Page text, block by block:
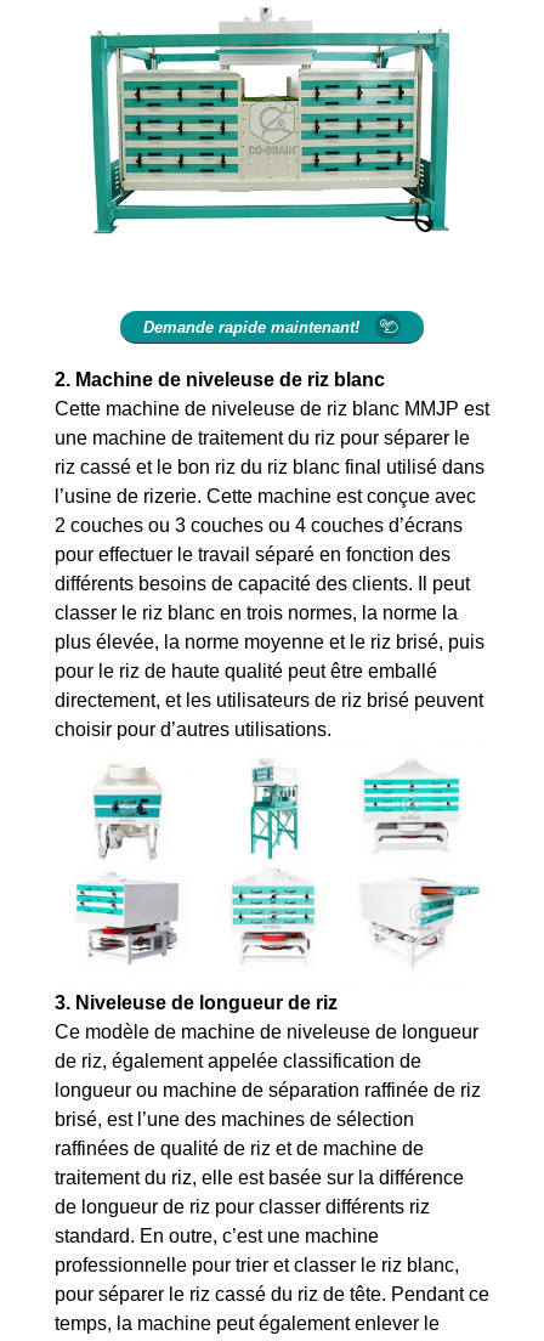
Demande rapide maintenant!
2. Machine de niveleuse de riz blanc
Cette machine de niveleuse de riz blanc MMJP est
une machine de traitement du riz pour séparer le
riz cassé et le bon riz du riz blanc final utilisé dans
l’usine de rizerie. Cette machine est conçue avec
2 couches ou 3 couches ou 4 couches d’écrans
pour effectuer le travail séparé en fonction des
différents besoins de capacité des clients. Il peut
classer le riz blanc en trois normes, la norme la
plus élevée, la norme moyenne et le riz brisé, puis
pour le riz de haute qualité peut être emballé
directement, et les utilisateurs de riz brisé peuvent
choisir pour d’autres utilisations.
3. Niveleuse de longueur de riz
Ce modèle de machine de niveleuse de longueur
de riz, également appelée classification de
longueur ou machine de séparation raffinée de riz
brisé, est l’une des machines de sélection
raffinées de qualité de riz et de machine de
traitement du riz, elle est basée sur la différence
de longueur de riz pour classer différents riz
standard. En outre, c’est une machine
professionnelle pour trier et classer le riz blanc,
pour séparer le riz cassé du riz de tête. Pendant ce
temps, la machine peut également enlever le